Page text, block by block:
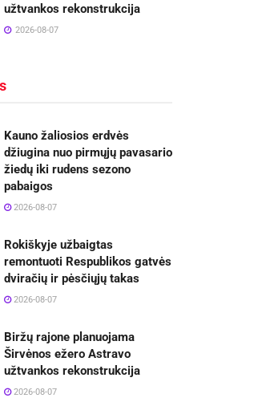
užtvankos rekonstrukcija
2026-08-07
Kauno žaliosios erdvės
džiugina nuo pirmųjų pavasario
žiedų iki rudens sezono
pabaigos
2026-08-07
Rokiškyje užbaigtas
remontuoti Respublikos gatvės
dviračių ir pėsčiųjų takas
2026-08-07
Biržų rajone planuojama
Širvėnos ežero Astravo
užtvankos rekonstrukcija
2026-08-07